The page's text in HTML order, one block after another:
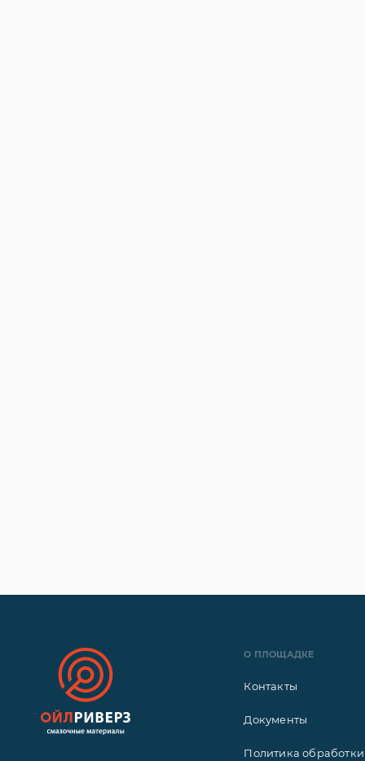
О ПЛОЩАДКЕ
Контакты
Документы
Политика обработки